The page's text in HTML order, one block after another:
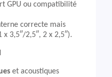
GPU ou compatibilité
correcte mais
x 3,5″/2,5″, 2 x 2,5″).
et acoustiques